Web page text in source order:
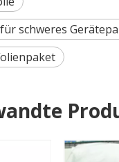
schweres